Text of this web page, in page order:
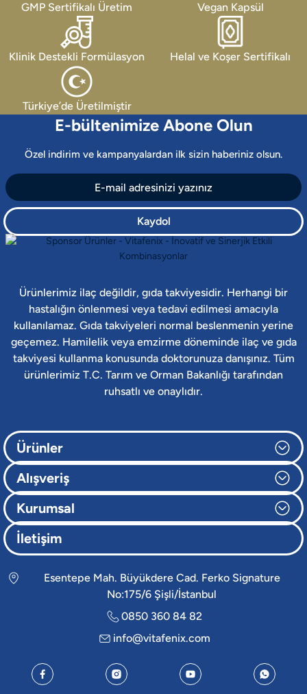
GMP Sertifikalı Üretim Vegan Kapsül
Klinik Destekli Formülasyon Helal ve Koşer Sertifikalı
Türkiye’de Üretilmiştir
E-bültenimize Abone Olun
Özel indirim ve kampanyalardan ilk sizin haberiniz olsun.
Kaydol
Ürünlerimiz ilaç değildir, gıda takviyesidir. Herhangi bir
hastalığın önlenmesi veya tedavi edilmesi amacıyla
kullanılamaz. Gıda takviyeleri normal beslenmenin yerine
geçemez. Hamilelik veya emzirme döneminde ilaç ve gıda
takviyesi kullanma konusunda doktorunuza danışınız. Tüm
ürünlerimiz T.C. Tarım ve Orman Bakanlığı tarafından
ruhsatlı ve onaylıdır.
Ürünler
Alışveriş
Kurumsal
İletişim
Esentepe Mah. Büyükdere Cad. Ferko Signature
No:175/6 Şişli/İstanbul
0850 360 84 82
info@vitafenix.com